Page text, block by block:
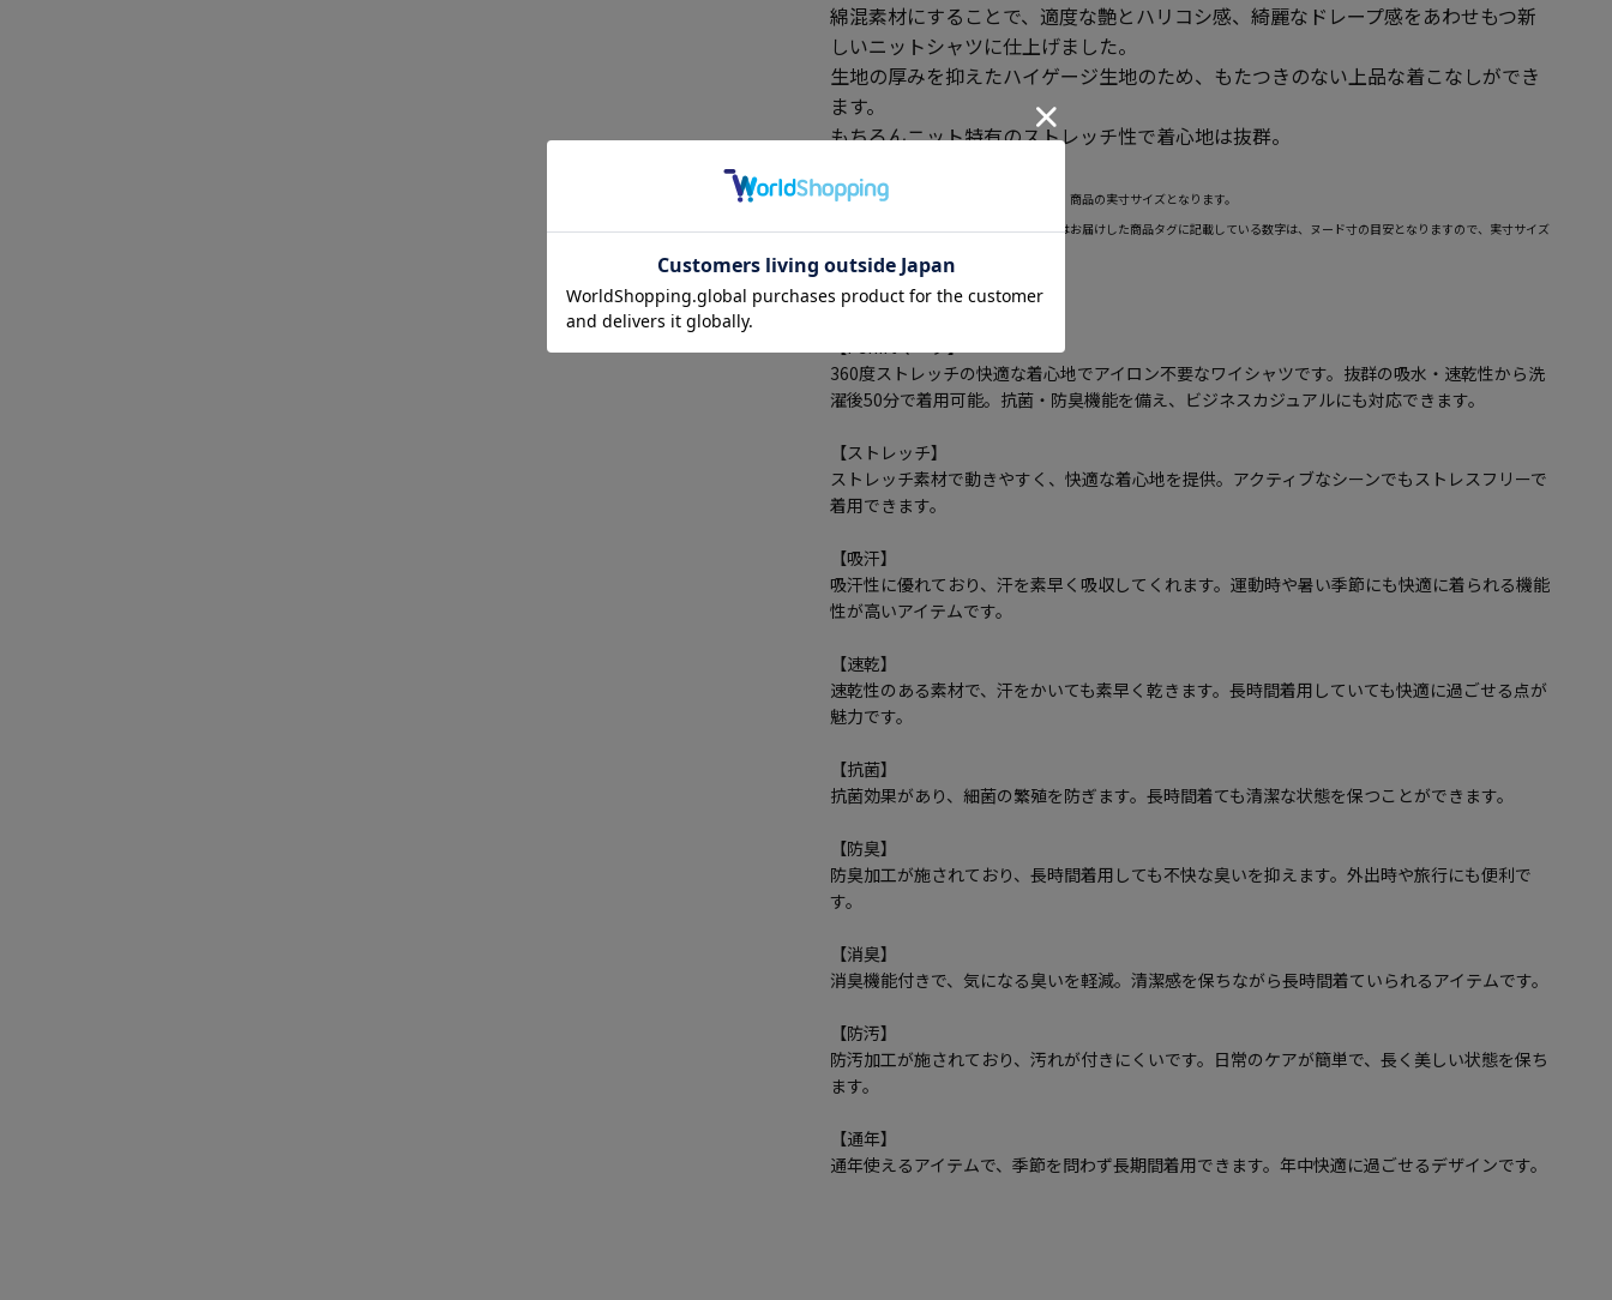
綿混素材にすることで、適度な艶とハリコシ感、綺麗なドレープ感をあわせもつ新
しいニットシャツに仕上げました。
生地の厚みを抑えたハイゲージ生地のため、もたつきのない上品な着こなしができ
ます。
もちろんニット特有のストレッチ性で着心地は抜群。
当ページのサイズ表に記載している数字は、商品の実寸サイズとなります。
サイズ選択画面に記載している数字あるいはお届けした商品タグに記載している数字は、ヌード寸の目安となりますので、実寸サイズ
と異なる場合がございます。
機能
【i-shirtマーク】
360度ストレッチの快適な着心地でアイロン不要なワイシャツです。抜群の吸水・速乾性から洗
濯後50分で着用可能。抗菌・防臭機能を備え、ビジネスカジュアルにも対応できます。
【ストレッチ】
ストレッチ素材で動きやすく、快適な着心地を提供。アクティブなシーンでもストレスフリーで
着用できます。
【吸汗】
吸汗性に優れており、汗を素早く吸収してくれます。運動時や暑い季節にも快適に着られる機能
性が高いアイテムです。
【速乾】
速乾性のある素材で、汗をかいても素早く乾きます。長時間着用していても快適に過ごせる点が
魅力です。
【抗菌】
抗菌効果があり、細菌の繁殖を防ぎます。長時間着ても清潔な状態を保つことができます。
【防臭】
防臭加工が施されており、長時間着用しても不快な臭いを抑えます。外出時や旅行にも便利で
す。
【消臭】
消臭機能付きで、気になる臭いを軽減。清潔感を保ちながら長時間着ていられるアイテムです。
【防汚】
防汚加工が施されており、汚れが付きにくいです。日常のケアが簡単で、長く美しい状態を保ち
ます。
【通年】
通年使えるアイテムで、季節を問わず長期間着用できます。年中快適に過ごせるデザインです。